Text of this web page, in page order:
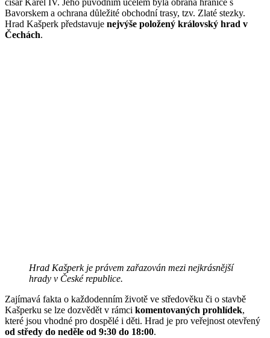
císař Karel IV. Jeho původním účelem byla obrana hranice s
Bavorskem a ochrana důležité obchodní trasy, tzv. Zlaté stezky.
Hrad Kašperk představuje nejvýše položený královský hrad v
Čechách.
Hrad Kašperk je právem zařazován mezi nejkrásnější
hrady v České republice.
Zajímavá fakta o každodenním životě ve středověku či o stavbě
Kašperku se lze dozvědět v rámci komentovaných prohlídek,
které jsou vhodné pro dospělé i děti. Hrad je pro veřejnost otevřený
od středy do neděle od 9:30 do 18:00.